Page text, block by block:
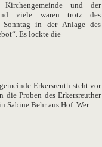
und der
und viele waren trotz des
Sonntag in der Anlage des
Es lockte die
Erkersreuth steht vor
die Proben des Erkersreuther
Sabine Behr aus Hof. Wer